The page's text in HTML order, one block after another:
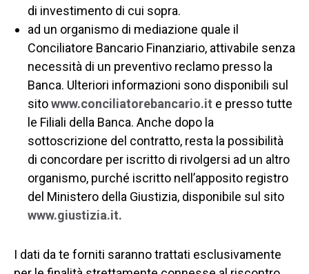
di investimento di cui sopra.
ad un organismo di mediazione quale il
Conciliatore Bancario Finanziario, attivabile senza
necessità di un preventivo reclamo presso la
Banca. Ulteriori informazioni sono disponibili sul
sitowww.conciliatorebancario.it e presso tutte
le Filiali della Banca. Anche dopo la
sottoscrizione del contratto, resta la possibilità
di concordare per iscritto di rivolgersi ad un altro
organismo, purché iscritto nell’apposito registro
del Ministero della Giustizia, disponibile sul sito
www.giustizia.it.
I dati da te forniti saranno trattati esclusivamente